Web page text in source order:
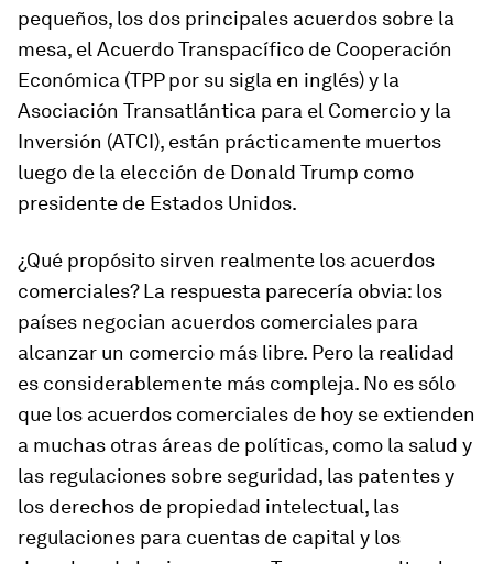
pequeños, los dos principales acuerdos sobre la
mesa, el Acuerdo Transpacífico de Cooperación
Económica (TPP por su sigla en inglés) y la
Asociación Transatlántica para el Comercio y la
Inversión (ATCI), están prácticamente muertos
luego de la elección de Donald Trump como
presidente de Estados Unidos.
¿Qué propósito sirven realmente los acuerdos
comerciales? La respuesta parecería obvia: los
países negocian acuerdos comerciales para
alcanzar un comercio más libre. Pero la realidad
es considerablemente más compleja. No es sólo
que los acuerdos comerciales de hoy se extienden
a muchas otras áreas de políticas, como la salud y
las regulaciones sobre seguridad, las patentes y
los derechos de propiedad intelectual, las
regulaciones para cuentas de capital y los